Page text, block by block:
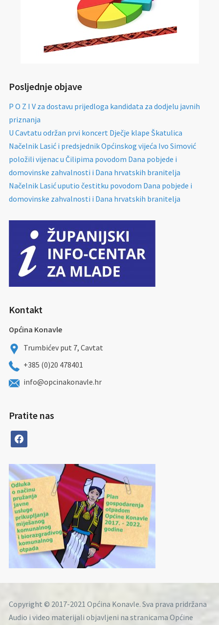
Posljednje objave
P O Z I V za dostavu prijedloga kandidata za dodjelu javnih
priznanja
U Cavtatu održan prvi koncert Dječje klape Škatulica
Načelnik Lasić i predsjednik Općinskog vijeća Ivo Simović
položili vijenac u Čilipima povodom Dana pobjede i
domovinske zahvalnosti i Dana hrvatskih branitelja
Načelnik Lasić uputio čestitku povodom Dana pobjede i
domovinske zahvalnosti i Dana hrvatskih branitelja
Kontakt
Općina Konavle
Trumbićev put 7, Cavtat
+385 (0)20 478401
info@opcinakonavle.hr
Pratite nas
facebook
Copyright © 2017-2021 Općina Konavle. Sva prava pridržana
Audio i video materijali objavljeni na stranicama Općine